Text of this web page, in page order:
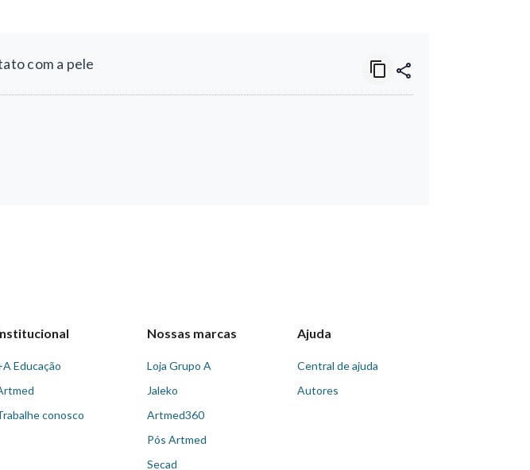
com a pele
Educação
conosco
Nossas marcas
Loja Grupo A
Jaleko
Artmed360
Pós Artmed
Secad
Ajuda
Central de ajuda
Autores